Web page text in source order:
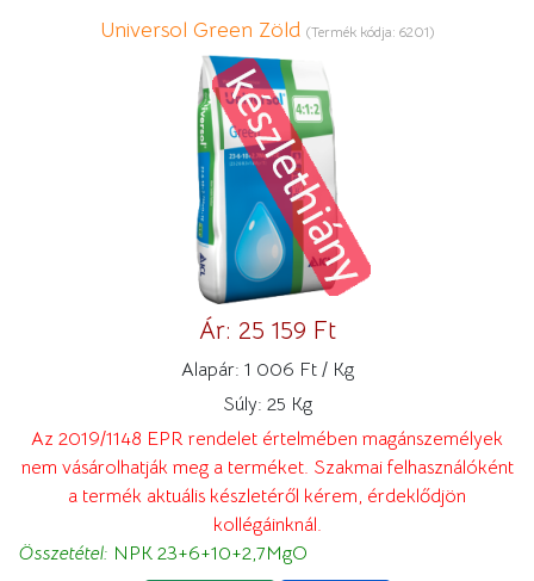
Universol Green Zöld (Termék kódja: 6201)
Ár: 25 159 Ft
Alapár: 1 006 Ft / Kg
Súly: 25 Kg
Az 2019/1148 EPR rendelet értelmében magánszemélyek
nem vásárolhatják meg a terméket. Szakmai felhasználóként
a termék aktuális készletéről kérem, érdeklődjön
kollégáinknál.
Összetétel: NPK 23+6+10+2,7MgO